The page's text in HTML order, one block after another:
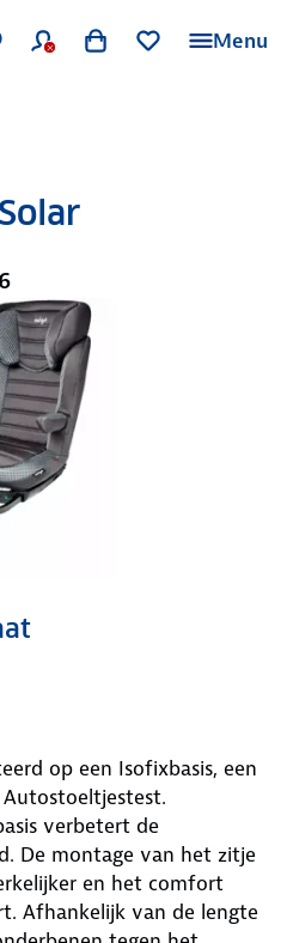
Menu
op een Isofixbasis, een
Autostoeltjestest.
verbetert de
De montage van het zitje
en het comfort
Afhankelijk van de lengte